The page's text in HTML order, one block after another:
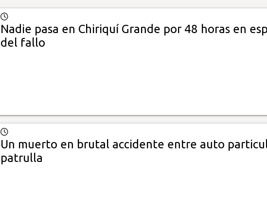
Nadie pasa en Chiriquí Grande por 48 horas en
del fallo
Un muerto en brutal accidente entre auto
patrulla